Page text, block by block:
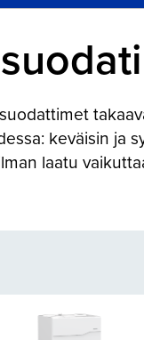
keväisin ja
laatu